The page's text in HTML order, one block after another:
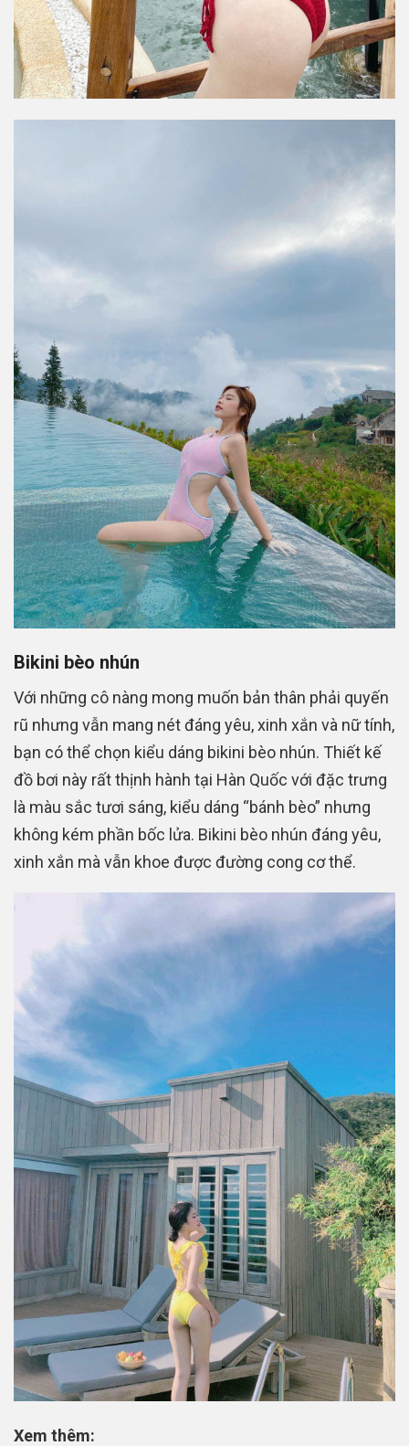
Bikini bèo nhún
Với những cô nàng mong muốn bản thân phải quyến
rũ nhưng vẫn mang nét đáng yêu, xinh xắn và nữ tính,
bạn có thể chọn kiểu dáng bikini bèo nhún. Thiết kế
đồ bơi này rất thịnh hành tại Hàn Quốc với đặc trưng
là màu sắc tươi sáng, kiểu dáng “bánh bèo” nhưng
không kém phần bốc lửa. Bikini bèo nhún đáng yêu,
xinh xắn mà vẫn khoe được đường cong cơ thể.
Xem thêm: